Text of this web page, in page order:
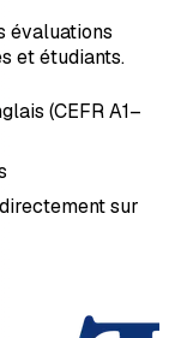
évaluations
et étudiants.
(CEFR A1–
sur